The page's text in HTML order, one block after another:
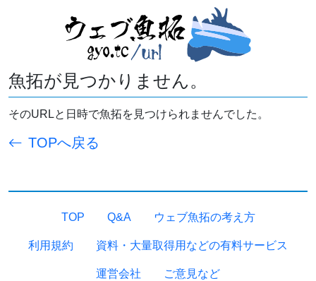
魚拓が見つかりません。
そのURLと日時で魚拓を見つけられませんでした。
TOPへ戻る
TOP Q&A ウェブ魚拓の考え方
利用規約 資料・大量取得用などの有料サービス
運営会社 ご意見など